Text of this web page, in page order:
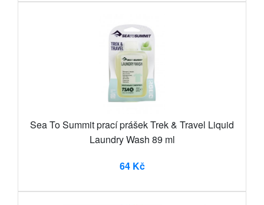
Sea To Summit prací prášek Trek & Travel Liquid
Laundry Wash 89 ml
64 Kč